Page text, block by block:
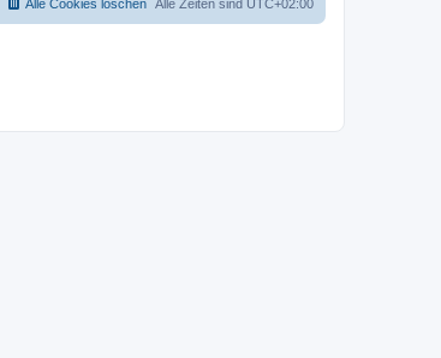
Alle Zeiten sind UTC+02:00
Alle Cookies löschen